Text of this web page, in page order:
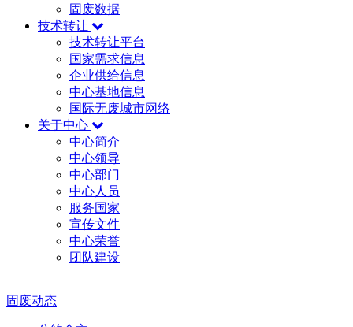
固废数据
技术转让
技术转让平台
国家需求信息
企业供给信息
中心基地信息
国际无废城市网络
关于中心
中心简介
中心领导
中心部门
中心人员
服务国家
宣传文件
中心荣誉
团队建设
固废动态